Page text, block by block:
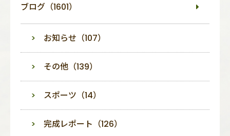
ブログ（1601）
お知らせ（107）
その他（139）
スポーツ（14）
完成レポート（126）